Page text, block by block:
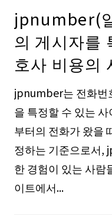
jpnumber(
의 게시자를
호사 비용의
jpnumber는 전화번
을 특정할 수 있는
부터의 전화가 왔을
정하는 기준으로서,
한 경험이 있는 사람
이트에서...